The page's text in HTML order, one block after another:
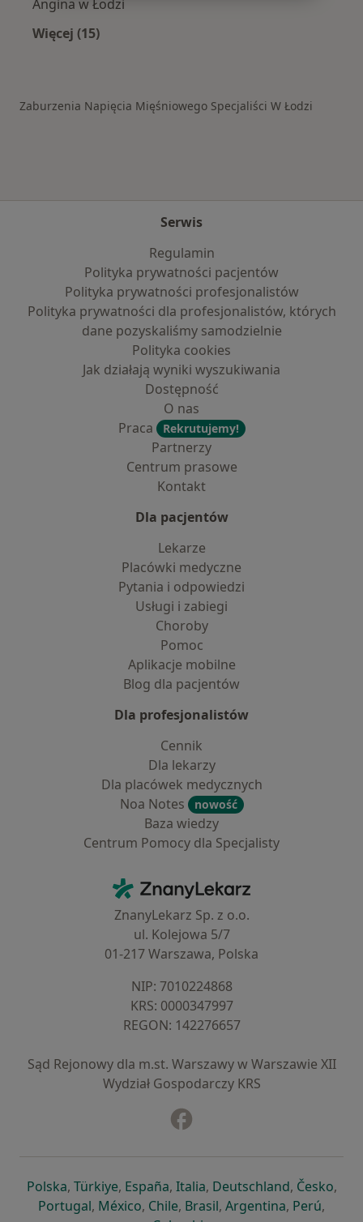
Angina w Łodzi
Więcej (15)
Zaburzenia Napięcia Mięśniowego Specjaliści W Łodzi
Serwis
Regulamin
Polityka prywatności pacjentów
Polityka prywatności profesjonalistów
Polityka prywatności dla profesjonalistów, których
dane pozyskaliśmy samodzielnie
Polityka cookies
Jak działają wyniki wyszukiwania
Dostępność
O nas
Praca
Rekrutujemy!
Partnerzy
Centrum prasowe
Kontakt
Dla pacjentów
Lekarze
Placówki medyczne
Pytania i odpowiedzi
Usługi i zabiegi
Choroby
Pomoc
Aplikacje mobilne
Blog dla pacjentów
Dla profesjonalistów
Cennik
Dla lekarzy
Dla placówek medycznych
Noa Notes
nowość
Baza wiedzy
Centrum Pomocy dla Specjalisty
ZnanyLekarz - Strona główna
ZnanyLekarz Sp. z o.o.
ul. Kolejowa 5/7
01-217 Warszawa, Polska
NIP: ⁠7010224868
KRS: ⁠0000347997
REGON: ⁠142276657
Sąd Rejonowy dla m.st. Warszawy w Warszawie XII
Wydział Gospodarczy KRS
Polskaotwiera się w nowej karcie
, Türkiyeotwiera się w nowej karcie
, Españaotwiera się w nowej karcie
, Italiaotwiera się w nowej
, Deutschlandotwiera się
, Česko,
Portugalotwiera się w nowej karcie
, Méxicootwiera się w nowej karcie
, Chileotwiera się w nowej karcie
, Brasilotwiera się w nowej
, Argentinaotwiera się
, Perú,